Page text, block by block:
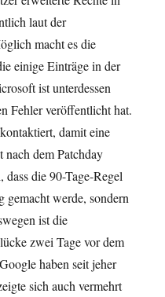
laut der
macht es die
einige Einträge in der
ist unterdessen
Fehler veröffentlicht hat.
damit eine
nach dem Patchday
dass die 90-Tage-Regel
gemacht werde, sondern
ist die
zwei Tage vor dem
haben seit jeher
sich auch vermehrt